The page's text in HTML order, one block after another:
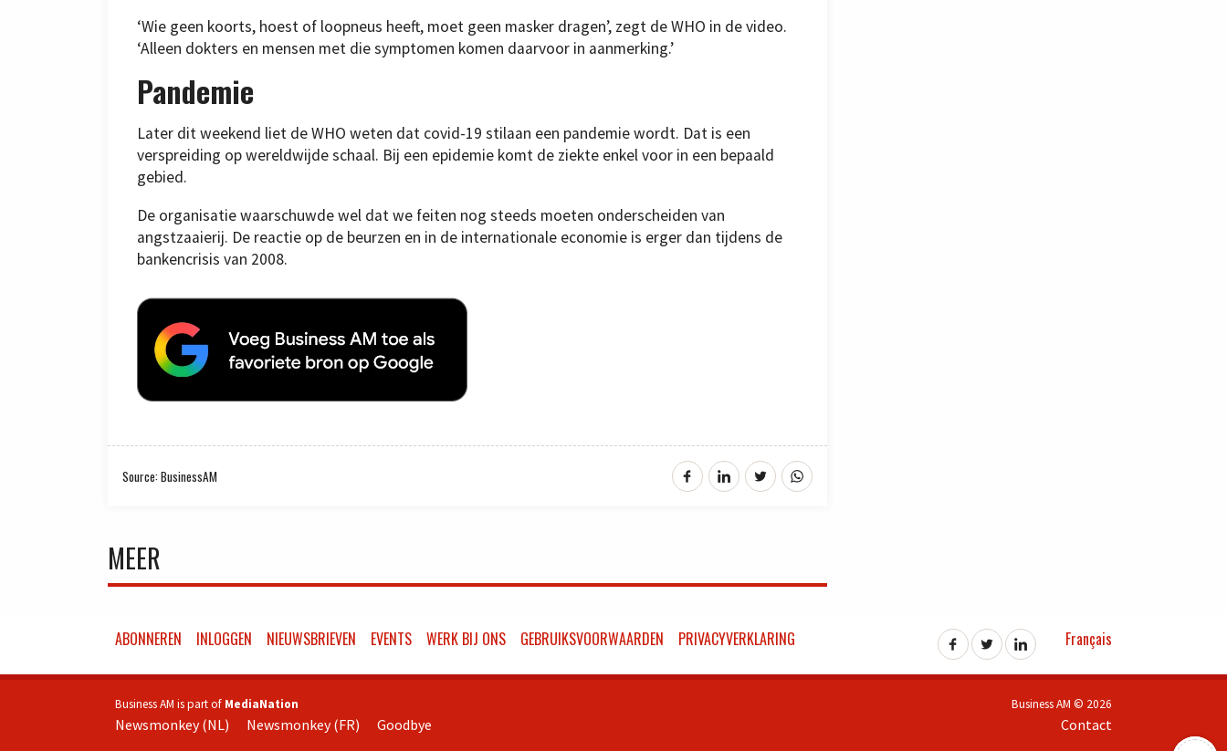
‘Wie geen koorts, hoest of loopneus heeft, moet geen masker dragen’, zegt de WHO in de video.
‘Alleen dokters en mensen met die symptomen komen daarvoor in aanmerking.’
Pandemie
Later dit weekend liet de WHO weten dat covid-19 stilaan een pandemie wordt. Dat is een
verspreiding op wereldwijde schaal. Bij een epidemie komt de ziekte enkel voor in een bepaald
gebied.
De organisatie waarschuwde wel dat we feiten nog steeds moeten onderscheiden van
angstzaaierij. De reactie op de beurzen en in de internationale economie is erger dan tijdens de
bankencrisis van 2008.
Source: BusinessAM
MEER
ABONNEREN INLOGGEN NIEUWSBRIEVEN EVENTS WERK BIJ ONS GEBRUIKSVOORWAARDEN PRIVACYVERKLARING Français
Business AM is part of MediaNation
Newsmonkey (NL) Newsmonkey (FR) Goodbye
Business AM © 2026
Contact